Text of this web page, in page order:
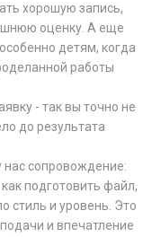
хорошую запись,
оценку. А еще
детям, когда
работы
- так вы точно не
до результата
нас сопровождение:
подготовить файл,
стиль и уровень. Это
и впечатление